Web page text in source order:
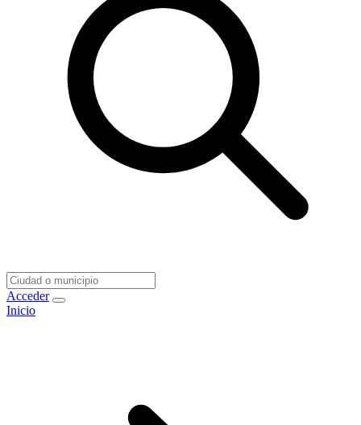
Acceder
Inicio